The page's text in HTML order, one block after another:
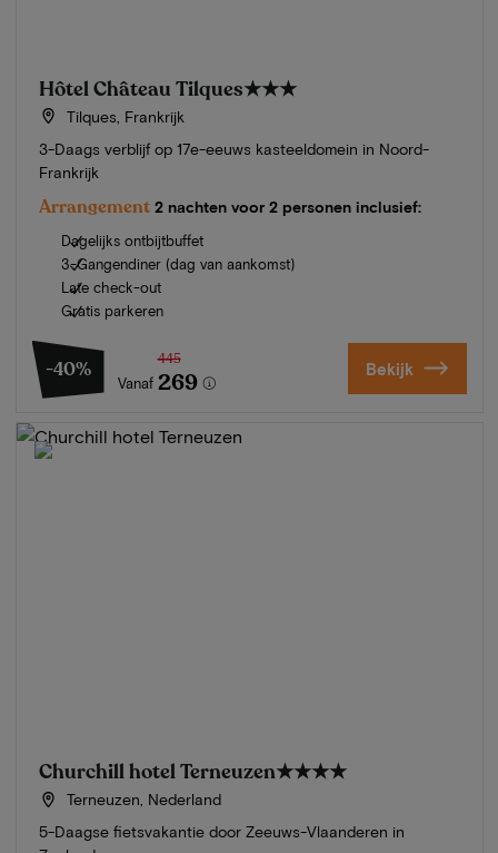
Hôtel Château Tilques★★★
Tilques, Frankrijk
3-Daags verblijf op 17e-eeuws kasteeldomein in Noord-
Frankrijk
Arrangement 2 nachten voor 2 personen inclusief:
Dagelijks ontbijtbuffet
3-Gangendiner (dag van aankomst)
Late check-out
Gratis parkeren
-40%
Vanaf
445
269 Bekijk
Churchill hotel Terneuzen★★★★
Terneuzen, Nederland
5-Daagse fietsvakantie door Zeeuws-Vlaanderen in